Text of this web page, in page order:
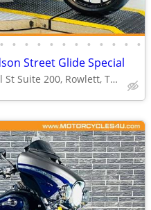
• • • • • • • • • • • •
Street Glide Special
4210 Industrial St Suite 200, Rowlett, TX 75088